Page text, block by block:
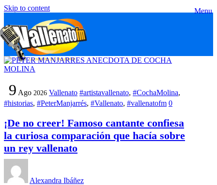
Skip to content Menu
9 Ago 2026 Vallenato #artistavallenato, #CochaMolina,
#historias, #PeterManjarrés, #Vallenato, #vallenatofm 0
¡De no creer! Famoso cantante confiesa
la curiosa comparación que hacía sobre
un rey vallenato
Alexandra Ibáñez